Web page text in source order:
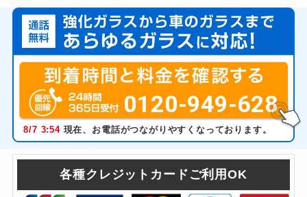
0120-949-628
8/7 3:54現在、お電話がつながりやすくなっております。
各種クレジットカードご利用OK